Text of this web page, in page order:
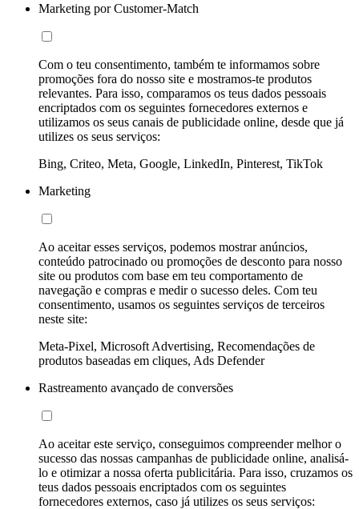
Marketing por Customer-Match
Com o teu consentimento, também te informamos sobre
promoções fora do nosso site e mostramos-te produtos
relevantes. Para isso, comparamos os teus dados pessoais
encriptados com os seguintes fornecedores externos e
utilizamos os seus canais de publicidade online, desde que já
utilizes os seus serviços:
Bing, Criteo, Meta, Google, LinkedIn, Pinterest, TikTok
Marketing
Ao aceitar esses serviços, podemos mostrar anúncios,
conteúdo patrocinado ou promoções de desconto para nosso
site ou produtos com base em teu comportamento de
navegação e compras e medir o sucesso deles. Com teu
consentimento, usamos os seguintes serviços de terceiros
neste site:
Meta-Pixel, Microsoft Advertising, Recomendações de
produtos baseadas em cliques, Ads Defender
Rastreamento avançado de conversões
Ao aceitar este serviço, conseguimos compreender melhor o
sucesso das nossas campanhas de publicidade online, analisá-
lo e otimizar a nossa oferta publicitária. Para isso, cruzamos os
teus dados pessoais encriptados com os seguintes
fornecedores externos, caso já utilizes os seus serviços: